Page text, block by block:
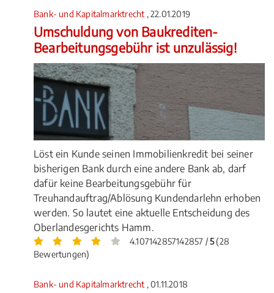
Bank- und Kapitalmarktrecht , 22.01.2019
Umschuldung von Baukrediten-
Bearbeitungsgebühr ist unzulässig!
Löst ein Kunde seinen Immobilienkredit bei seiner
bisherigen Bank durch eine andere Bank ab, darf
dafür keine Bearbeitungsgebühr für
Treuhandauftrag/Ablösung Kundendarlehn erhoben
werden. So lautet eine aktuelle Entscheidung des
Oberlandesgerichts Hamm.
4.107142857142857 /5(28
Bewertungen)
Bank- und Kapitalmarktrecht , 01.11.2018